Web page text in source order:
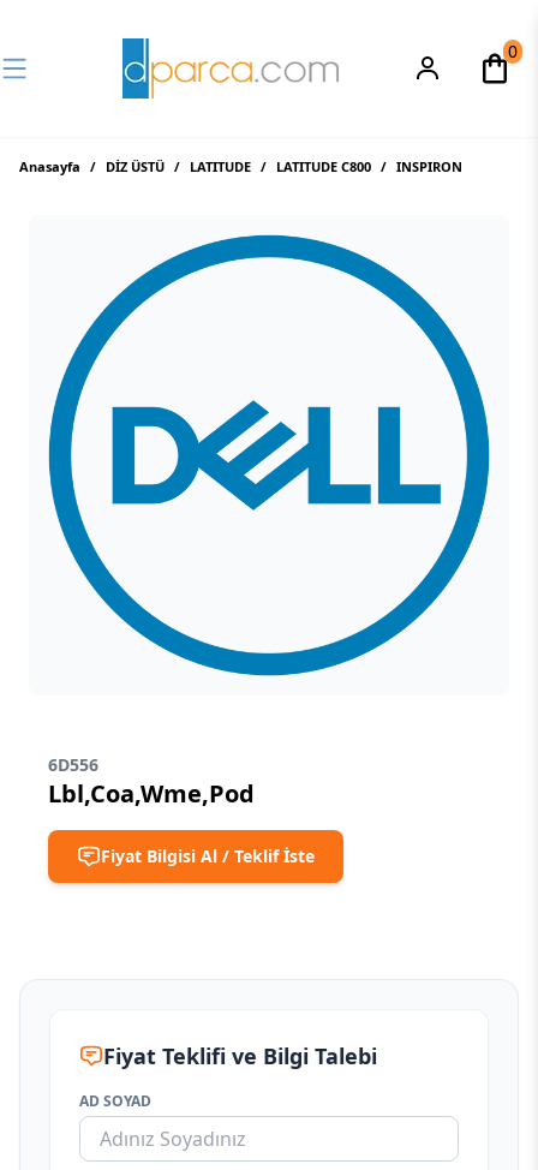
0
Anasayfa / DİZ ÜSTÜ / LATITUDE / LATITUDE C800 / INSPIRON
6D556
Lbl,Coa,Wme,Pod
Fiyat Bilgisi Al / Teklif İste
Fiyat Teklifi ve Bilgi Talebi
AD SOYAD